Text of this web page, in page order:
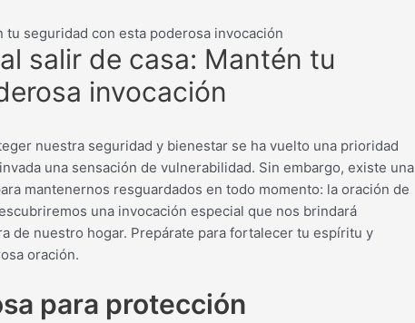
seguridad con esta poderosa invocación
salir de casa: Mantén tu
invocación
nuestra seguridad y bienestar se ha vuelto una prioridad
una sensación de vulnerabilidad. Sin embargo, existe una
mantenernos resguardados en todo momento: la oración de
una invocación especial que nos brindará
de nuestro hogar. Prepárate para fortalecer tu espíritu y
oración.
para protección